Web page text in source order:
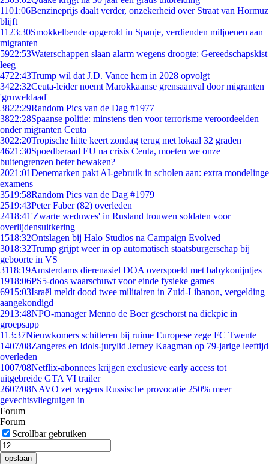
1101:06Benzineprijs daalt verder, onzekerheid over Straat van Hormuz
blijft
11 23:30Smokkelbende opgerold in Spanje, verdienden miljoenen aan
migranten
5922:53Waterschappen slaan alarm wegens droogte: Gereedschapskist
leeg
4722:43Trump wil dat J.D. Vance hem in 2028 opvolgt
3422:32Ceuta-leider noemt Marokkaanse grensaanval door migranten
'gruweldaad'
3822:29Random Pics van de Dag #1977
3822:28Spaanse politie: minstens tien voor terrorisme veroordeelden
onder migranten Ceuta
3022:20Tropische hitte keert zondag terug met lokaal 32 graden
4621:30Spoedberaad EU na crisis Ceuta, moeten we onze
buitengrenzen beter bewaken?
2021:01Denemarken pakt AI-gebruik in scholen aan: extra mondelinge
examens
3519:58Random Pics van de Dag #1979
2519:43Peter Faber (82) overleden
2418:41'Zwarte weduwes' in Rusland trouwen soldaten voor
overlijdensuitkering
1518:32Ontslagen bij Halo Studios na Campaign Evolved
3018:32Trump grijpt weer in op automatisch staatsburgerschap bij
geboorte in VS
3118:19Amsterdams dierenasiel DOA overspoeld met babykonijntjes
1918:06PS5-doos waarschuwt voor einde fysieke games
6915:03Israël meldt dood twee militairen in Zuid-Libanon, vergelding
aangekondigd
2913:48NPO-manager Menno de Boer geschorst na dickpic in
groepsapp
113:37Nieuwkomers schitteren bij ruime Europese zege FC Twente
1407/08Zangeres en Idols-jurylid Jerney Kaagman op 79-jarige leeftijd
overleden
1007/08Netflix-abonnees krijgen exclusieve early access tot
uitgebreide GTA VI trailer
2607/08NAVO zet wegens Russische provocatie 250% meer
gevechtsvliegtuigen in
Forum
Forum
Scrollbar gebruiken
opslaan